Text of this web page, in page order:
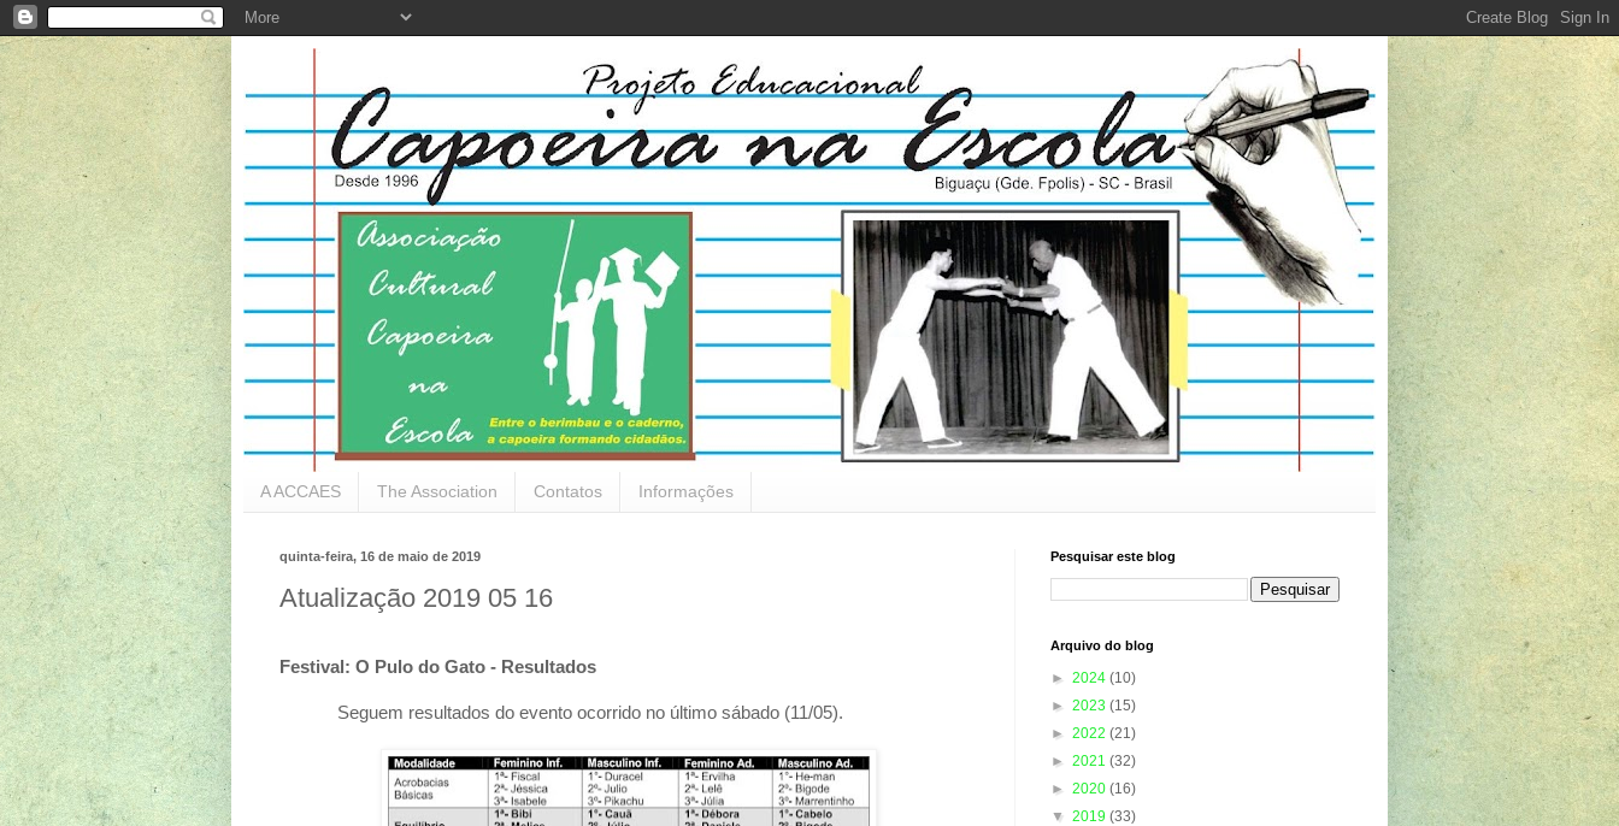
A ACCAES The Association Contatos Informações
quinta-feira, 16 de maio de 2019
Atualização 2019 05 16
Festival: O Pulo do Gato - Resultados
Seguem resultados do evento ocorrido no último sábado (11/05).
Pesquisar este blog
Arquivo do blog
► 2024 (10)
► 2023 (15)
► 2022 (21)
► 2021 (32)
► 2020 (16)
▼ 2019 (33)